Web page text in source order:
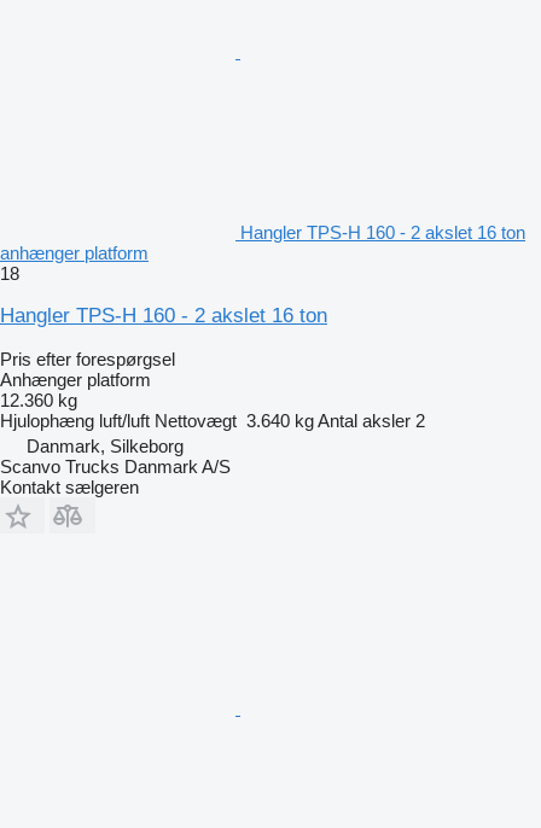
Hangler TPS-H 160 - 2 akslet 16 ton
anhænger platform
18
Hangler TPS-H 160 - 2 akslet 16 ton
Pris efter forespørgsel
Anhænger platform
12.360 kg
Hjulophæng luft/luft Nettovægt 3.640 kgAntal aksler 2
Danmark, Silkeborg
Scanvo Trucks Danmark A/S
Kontakt sælgeren